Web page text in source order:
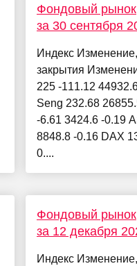
Фондовый
за 30 сентября
Индекс
закрытия
225 -111.12
Seng 232.68
-6.61 3424.6 -0.19
8848.8 -0.16 DAX
0....
Фондовый
за 12 декабря
Индекс